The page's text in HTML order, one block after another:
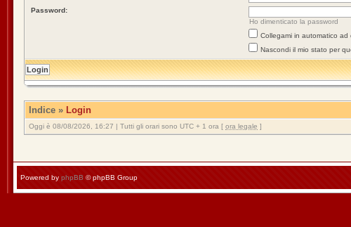
Password:
Ho dimenticato la password
Collegami in automatico ad
Nascondi il mio stato per
Indice » Login
Oggi è 08/08/2026, 16:27 | Tutti gli orari sono UTC + 1 ora [ ora legale ]
Powered by phpBB © phpBB Group